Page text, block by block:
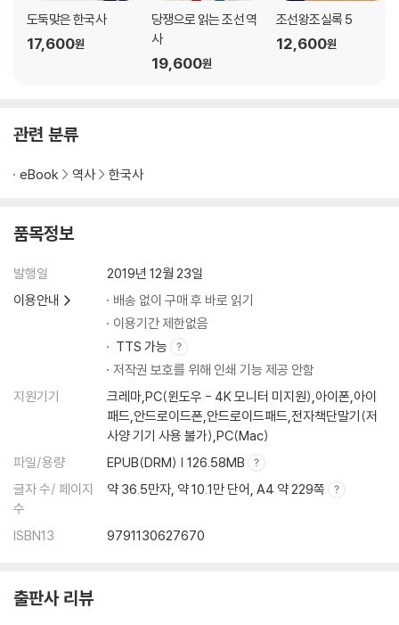
도둑맞은 한국사
17,600원
당쟁으로 읽는 조선 역
사
19,600원
조선왕조실록 5
12,600원
관련 분류
eBook 역사 한국사
품목정보
발행일
2019년 12월 23일
이용안내
배송 없이 구매 후 바로 읽기
이용기간 제한없음
TTS 가능
저작권 보호를 위해 인쇄 기능 제공 안함
지원기기
크레마,PC(윈도우 - 4K 모니터 미지원),아이폰,아이
패드,안드로이드폰,안드로이드패드,전자책단말기(저
사양 기기 사용 불가),PC(Mac)
파일/용량
EPUB(DRM) | 126.58MB
글자 수/ 페이지
수
약 36.5만자, 약 10.1만 단어, A4 약 229쪽
ISBN13 9791130627670
출판사 리뷰